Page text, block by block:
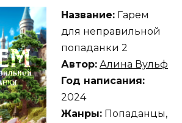
Название: Гарем
для неправильной
попаданки 2
Автор: Алина Вульф
Год написания:
2024
Жанры: Попаданцы,